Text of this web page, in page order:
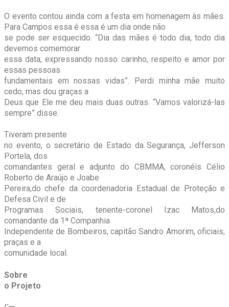
O evento contou ainda com a festa em homenagem às mães.
Para Campos essa é essa é um dia onde não
se pode ser esquecido. “Dia das mães é todo dia, todo dia
devemos comemorar
essa data, expressando nosso carinho, respeito e amor por
essas pessoas
fundamentais em nossas vidas”. Perdi minha mãe muito
cedo, mas dou graças a
Deus que Ele me deu mais duas outras. “Vamos valorizá-las
sempre” disse.
Tiveram presente
no evento, o secretário de Estado da Segurança, Jefferson
Portela, dos
comandantes geral e adjunto do CBMMA, coronéis Célio
Roberto de Araújo e Joabe
Pereira,do chefe da coordenadoria Estadual de Proteção e
Defesa Civil e de
Programas Sociais, tenente-coronel Izac Matos,do
comandante da 1ª Companhia
Independente de Bombeiros, capitão Sandro Amorim, oficiais,
praças e a
comunidade local.
Sobre
o Projeto